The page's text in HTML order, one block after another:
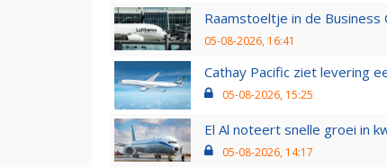
Raamstoeltje in de
05-08-2026, 16:41
Cathay Pacific ziet levering
05-08-2026, 15:25
El Al noteert snelle groei in
05-08-2026, 14:17